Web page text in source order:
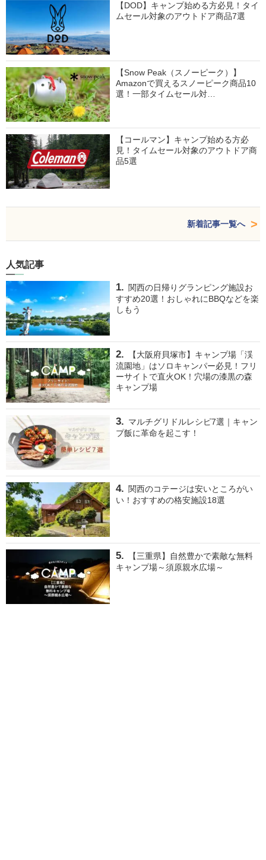
【DOD】キャンプ始める方必見！タイ
ムセール対象のアウトドア商品7選
【Snow Peak（スノーピーク）】
Amazonで買えるスノーピーク商品10
選！一部タイムセール対…
【コールマン】キャンプ始める方必
見！タイムセール対象のアウトドア商
品5選
新着記事一覧へ
人気記事
関西の日帰りグランピング施設お
すすめ20選！おしゃれにBBQなどを楽
しもう
【大阪府貝塚市】キャンプ場「渓
流園地」はソロキャンパー必見！フリ
ーサイトで直火OK！穴場の漆黒の森
キャンプ場
マルチグリドルレシピ7選｜キャン
プ飯に革命を起こす！
関西のコテージは安いところがい
い！おすすめの格安施設18選
【三重県】自然豊かで素敵な無料
キャンプ場～須原親水広場～